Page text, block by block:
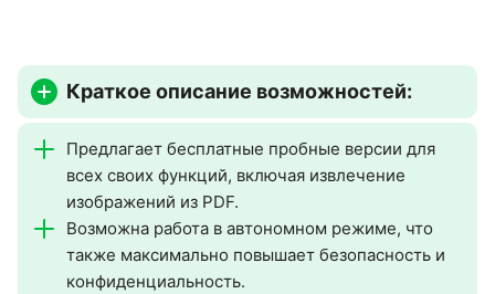
Краткое описание возможностей:
Предлагает бесплатные пробные версии для
всех своих функций, включая извлечение
изображений из PDF.
Возможна работа в автономном режиме, что
также максимально повышает безопасность и
конфиденциальность.